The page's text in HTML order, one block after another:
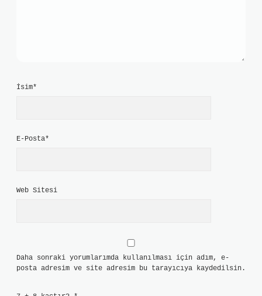
İsim*
E-Posta*
Web Sitesi
Daha sonraki yorumlarımda kullanılması için adım, e-
posta adresim ve site adresim bu tarayıcıya kaydedilsin.